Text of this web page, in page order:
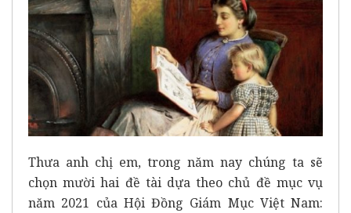
Thưa anh chị em, trong năm nay chúng ta sẽ
chọn mười hai đề tài dựa theo chủ đề mục vụ
năm 2021 của Hội Đồng Giám Mục Việt Nam: